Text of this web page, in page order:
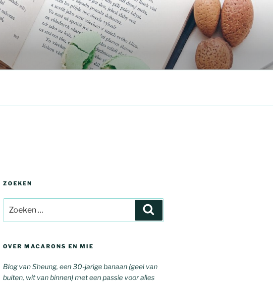
ZOEKEN
naar:
OVER MACARONS EN MIE
Blog van Sheung, een 30-jarige banaan (geel van
buiten, wit van binnen) met een passie voor alles